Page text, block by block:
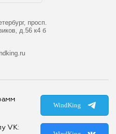
просп.
д.56 к4 б
WindKing
VK: